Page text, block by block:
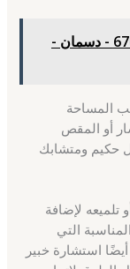
تركيب باركيه الكويت 67616615 - دسمان -
المساحة
أو المقص
حكيم ومتشابك
تلميعه لإضافة
التي
استشارة خبير